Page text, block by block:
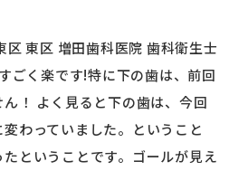
東区 増田歯科医院 歯科衛生士
ごく楽です!特に下の歯は、前回
！ よく見ると下の歯は、今回
わっていました。ということ
ということです。ゴールが見え